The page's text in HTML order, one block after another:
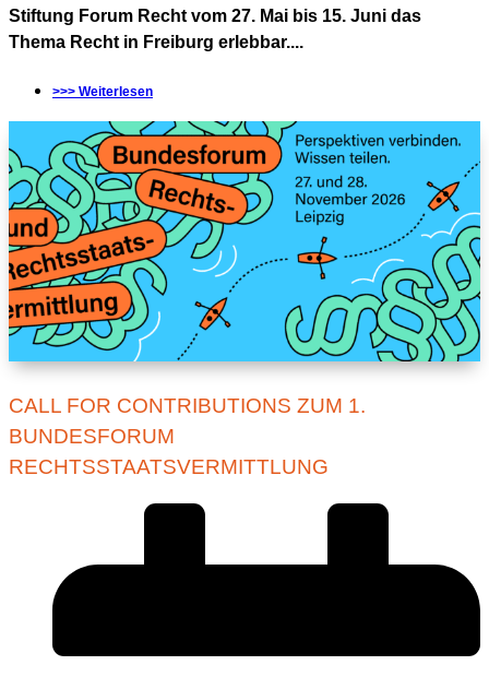
Stiftung Forum Recht vom 27. Mai bis 15. Juni das
Thema Recht in Freiburg erlebbar....
>>> Weiterlesen
CALL FOR CONTRIBUTIONS ZUM 1.
BUNDESFORUM
RECHTSSTAATSVERMITTLUNG